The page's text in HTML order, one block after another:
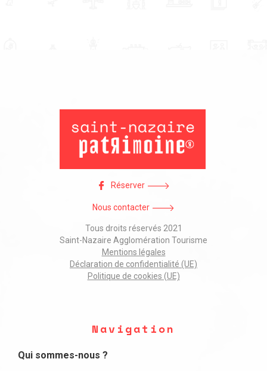
Réserver
Nous contacter
Tous droits réservés 2021
Saint-Nazaire Agglomération Tourisme
Mentions légales
Déclaration de confidentialité (UE)
Politique de cookies (UE)
Navigation
Qui sommes-nous ?